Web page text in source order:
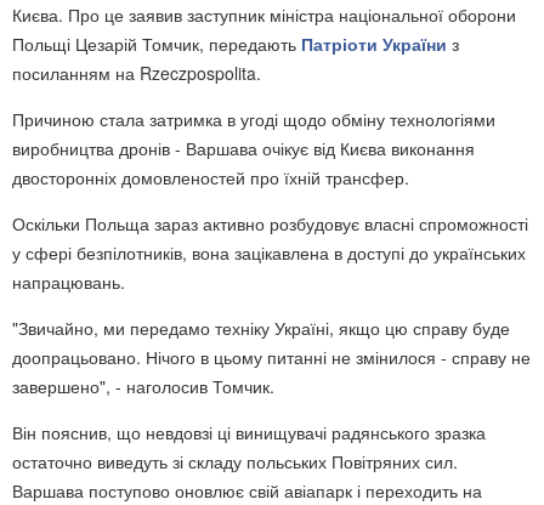
Києва. Про це заявив заступник міністра національної оборони
Польщі Цезарій Томчик, передають Патріоти України з
посиланням на Rzeczpospolita.
Причиною стала затримка в угоді щодо обміну технологіями
виробництва дронів - Варшава очікує від Києва виконання
двосторонніх домовленостей про їхній трансфер.
Оскільки Польща зараз активно розбудовує власні спроможності
у сфері безпілотників, вона зацікавлена в доступі до українських
напрацювань.
"Звичайно, ми передамо техніку Україні, якщо цю справу буде
доопрацьовано. Нічого в цьому питанні не змінилося - справу не
завершено", - наголосив Томчик.
Він пояснив, що невдовзі ці винищувачі радянського зразка
остаточно виведуть зі складу польських Повітряних сил.
Варшава поступово оновлює свій авіапарк і переходить на